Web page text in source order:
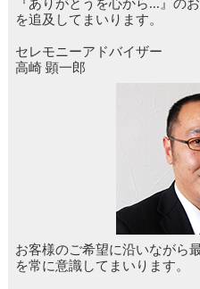
『ありがとうを心から...』の
を追及してまいります。
セレモニーアドバイザー
高崎 顕一郎
お客様のご希望に沿いながら
を常に意識してまいります。